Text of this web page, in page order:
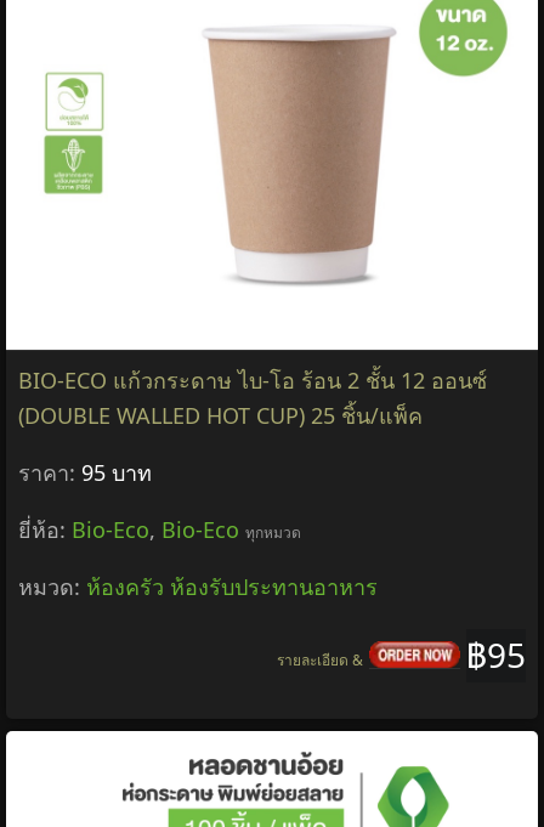
BIO-ECO แก้วกระดาษ ไบ-โอ ร้อน 2 ชั้น 12 ออนซ์
(DOUBLE WALLED HOT CUP) 25 ชิ้น/แพ็ค
ราคา: 95 บาท
ยี่ห้อ: Bio-Eco, Bio-Eco ทุกหมวด
หมวด: ห้องครัว ห้องรับประทานอาหาร
฿95
รายละเอียด &